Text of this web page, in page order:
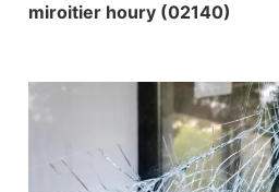
miroitier houry (02140)